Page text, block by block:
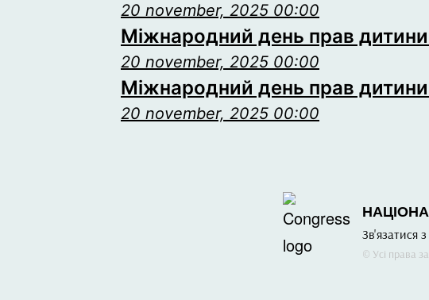
20 november, 2025 00:00
Міжнародний день прав дитини
20 november, 2025 00:00
Міжнародний день прав дитини
20 november, 2025 00:00
Зв'язатися
© Усі права